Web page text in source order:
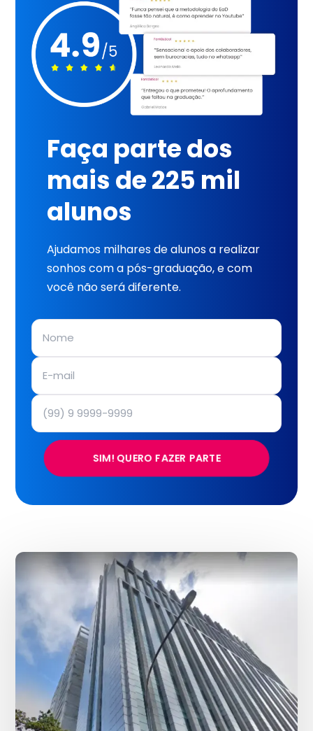
Faça parte dos
mais de 225 mil
alunos
Ajudamos milhares de alunos a realizar
sonhos com a pós-graduação, e com
você não será diferente.
SIM! QUERO FAZER PARTE